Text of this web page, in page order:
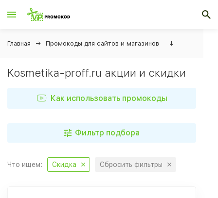
Главная Промокоды для сайтов и магазинов ↓
Kosmetika-proff.ru акции и скидки
Как использовать промокоды
Фильтр подбора
Что ищем: Скидка Сбросить фильтры